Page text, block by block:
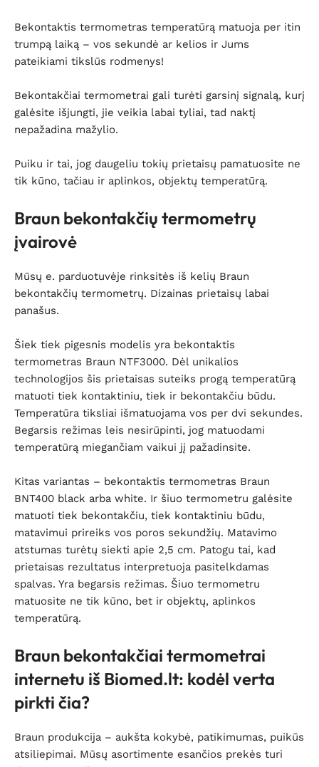
Bekontaktis termometras temperatūrą matuoja per itin
trumpą laiką – vos sekundė ar kelios ir Jums
pateikiami tikslūs rodmenys!
Bekontakčiai termometrai gali turėti garsinį signalą, kurį
galėsite išjungti, jie veikia labai tyliai, tad naktį
nepažadina mažylio.
Puiku ir tai, jog daugeliu tokių prietaisų pamatuosite ne
tik kūno, tačiau ir aplinkos, objektų temperatūrą.
Braun bekontakčių termometrų
įvairovė
Mūsų e. parduotuvėje rinksitės iš kelių Braun
bekontakčių termometrų. Dizainas prietaisų labai
panašus.
Šiek tiek pigesnis modelis yra bekontaktis
termometras Braun NTF3000. Dėl unikalios
technologijos šis prietaisas suteiks progą temperatūrą
matuoti tiek kontaktiniu, tiek ir bekontakčiu būdu.
Temperatūra tiksliai išmatuojama vos per dvi sekundes.
Begarsis režimas leis nesirūpinti, jog matuodami
temperatūrą miegančiam vaikui jį pažadinsite.
Kitas variantas – bekontaktis termometras Braun
BNT400 black arba white. Ir šiuo termometru galėsite
matuoti tiek bekontakčiu, tiek kontaktiniu būdu,
matavimui prireiks vos poros sekundžių. Matavimo
atstumas turėtų siekti apie 2,5 cm. Patogu tai, kad
prietaisas rezultatus interpretuoja pasitelkdamas
spalvas. Yra begarsis režimas. Šiuo termometru
matuosite ne tik kūno, bet ir objektų, aplinkos
temperatūrą.
Braun bekontakčiai termometrai
internetu iš Biomed.lt: kodėl verta
pirkti čia?
Braun produkcija – aukšta kokybė, patikimumas, puikūs
atsiliepimai. Mūsų asortimente esančios prekės turi